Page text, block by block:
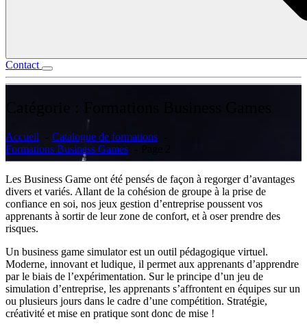
Contact
Accueil
Catalogue de formations
Formations Business Games
Les Business Game ont été pensés de façon à regorger d’avantages
divers et variés. Allant de la cohésion de groupe à la prise de
confiance en soi, nos jeux gestion d’entreprise poussent vos
apprenants à sortir de leur zone de confort, et à oser prendre des
risques.
Un business game simulator est un outil pédagogique virtuel.
Moderne, innovant et ludique, il permet aux apprenants d’apprendre
par le biais de l’expérimentation. Sur le principe d’un jeu de
simulation d’entreprise, les apprenants s’affrontent en équipes sur un
ou plusieurs jours dans le cadre d’une compétition. Stratégie,
créativité et mise en pratique sont donc de mise !